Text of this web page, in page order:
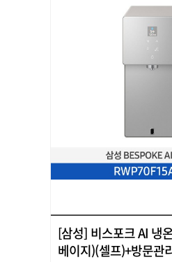
[삼성] 비스포크 AI 냉
베이지)(셀프)+방문관